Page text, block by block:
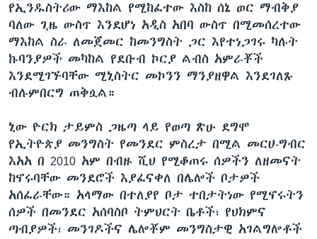
ይከተሉን
ቋንቋዎች
የኢንዱስትሪው ማእከል የሚከፈተው እስከ ሰኔ ወር ማብቅያ
ባለው ጊዜ ውስጥ እንደሆነ አዲስ አበባ ውስጥ በሚመሰረተው
ማእከል ስራ ለመጀመር ከመንግስት ጋር እየተነጋገሩ ካሉት
ኩባንያዎች መካከል የደቡብ ኮርያ ልብስ አምራቾች
እንደሚገኙባቸው ሚኒስትር መኮንን ማንያዘዋል እንደገለጹ
ብሉምበርግ ጠቅሷል።
ኒው ዮርክ ታይምስ ጋዜጣ ላይ የወጣ ጽሁ ደግሞ
የኢትዮጵያ መንግስት የመንደር ምስረታ በሚል መርሀ-ግብር
እአአ በ 2010 አም በብዙ ሺህ የሚቆጠሩ ሰዎችን ለዘመናት
ከኖሩባቸው መንደሮች እያፈናቀለ በሌሎች ቦታዎች
አሰፈራቸው። አላማው በተለያየ ቦታ ተበታትነው የሚኖሩትን
ሰዎች በመንደር አሰባስቦ ትምህርት ቤቶች፣ የህክምና
ጣብያዎች፣ መንገዶችና ሌሎቾም መንግስታዊ አገልግሎቶች